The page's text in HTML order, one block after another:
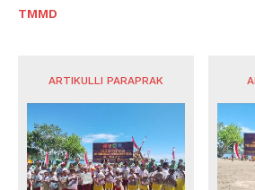
TMMD
ARTIKULLI PARAPRAK